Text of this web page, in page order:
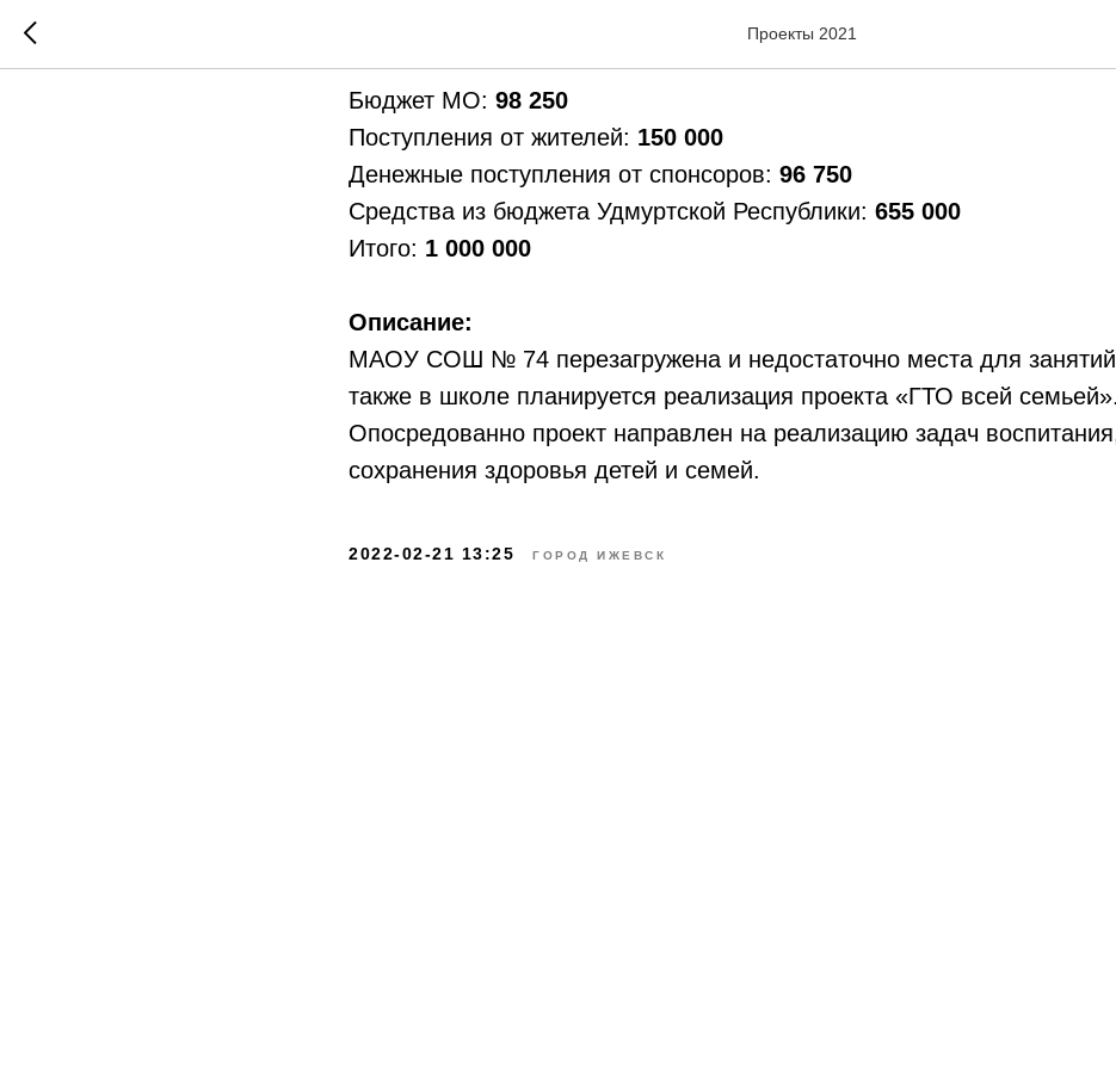
Проекты 2021
Обустройство тренажерного зала
Бюджет МО: 98 250
Поступления от жителей: 150 000
Денежные поступления от спонсоров: 96 750
Средства из бюджета Удмуртской Республики: 655 000
Итого: 1 000 000
Описание:
МАОУ СОШ № 74 перезагружена и недостаточно места для
также в школе планируется реализация проекта «ГТО всей семьей».
Опосредованно проект направлен на реализацию задач
сохранения здоровья детей и семей.
2022-02-21 13:25 ГОРОД ИЖЕВСК